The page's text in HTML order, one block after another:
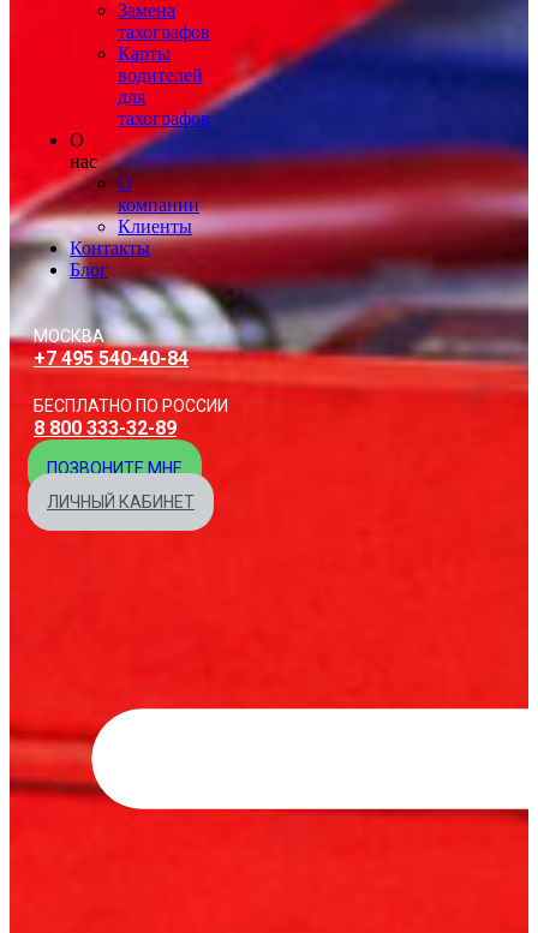
Замена
тахографов
Карты
водителей
для
тахографов
О
нас
О
компании
Клиенты
Контакты
Блог
МОСКВА
+7 495 540-40-84
БЕСПЛАТНО ПО РОССИИ
8 800 333-32-89
ПОЗВОНИТЕ МНЕ
ЛИЧНЫЙ КАБИНЕТ